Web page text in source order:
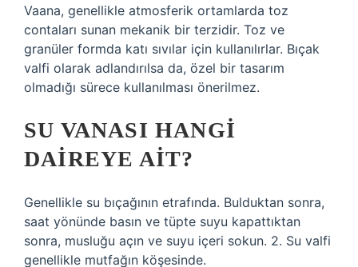
Vaana, genellikle atmosferik ortamlarda toz
contaları sunan mekanik bir terzidir. Toz ve
granüler formda katı sıvılar için kullanılırlar. Bıçak
valfi olarak adlandırılsa da, özel bir tasarım
olmadığı sürece kullanılması önerilmez.
SU VANASI HANGI
DAIREYE AIT?
Genellikle su bıçağının etrafında. Bulduktan sonra,
saat yönünde basın ve tüpte suyu kapattıktan
sonra, musluğu açın ve suyu içeri sokun. 2. Su valfi
genellikle mutfağın köşesinde.